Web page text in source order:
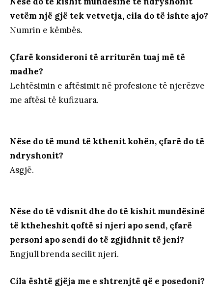
vetëm një gjë tek vetvetja, cila do të ishte ajo?
Numrin e këmbës.
Çfarë konsideroni të arriturën tuaj më të
madhe?
Lehtësimin e aftësimit në profesione të njerëzve
me aftësi të kufizuara.
Nëse do të mund të kthenit kohën, çfarë do të
ndryshonit?
Asgjë.
Nëse do të vdisnit dhe do të kishit mundësinë
të ktheheshit qoftë si njeri apo send, çfarë
personi apo sendi do të zgjidhnit të jeni?
Engjull brenda secilit njeri.
Cila është gjëja me e shtrenjtë që e posedoni?